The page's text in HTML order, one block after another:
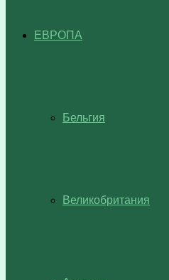
ЕВРОПА
Бельгия
Великобритания